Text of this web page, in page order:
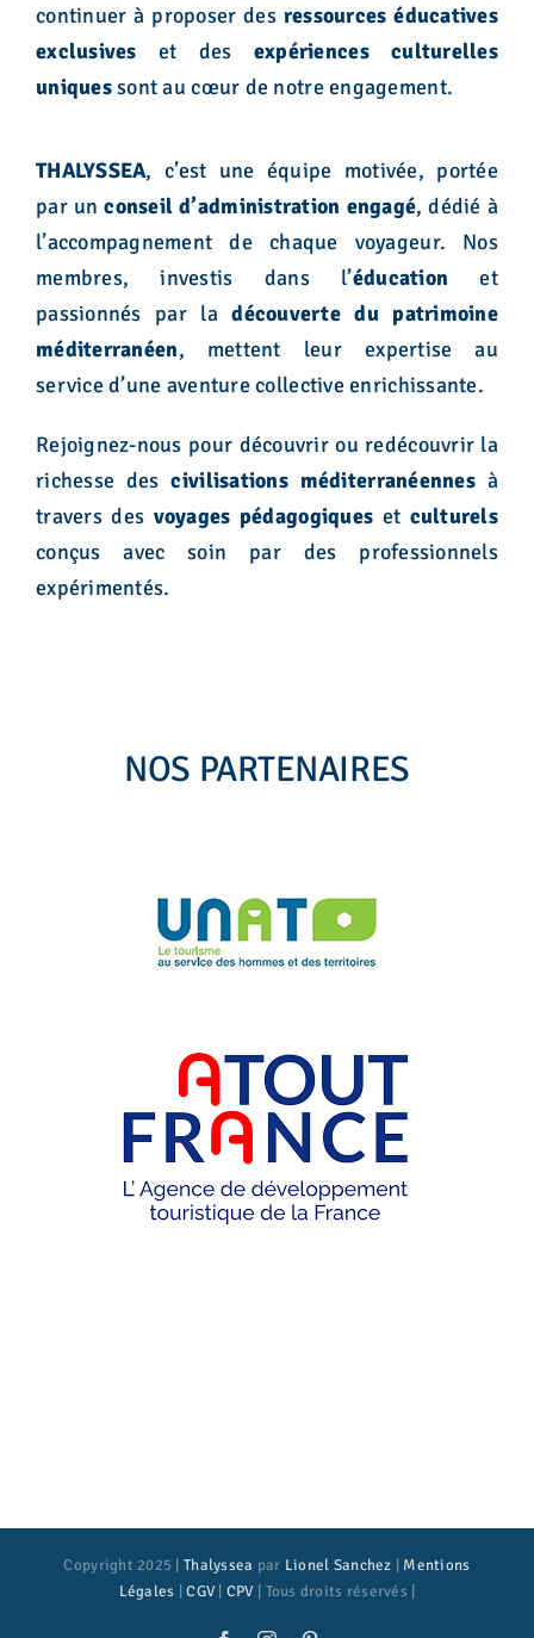
continuer à proposer des ressources éducatives
exclusives et des expériences culturelles
uniquessont au cœur de notre engagement.
THALYSSEA, c’est une équipe motivée, portée
par unconseil d’administration engagé, dédié à
l’accompagnement de chaque voyageur. Nos
membres, investis dans l’éducation et
passionnés par ladécouverte du patrimoine
méditerranéen, mettent leur expertise au
service d’une aventure collective enrichissante.
Rejoignez-nous pour découvrir ou redécouvrir la
richesse descivilisations méditerranéennes à
travers des voyages pédagogiques et culturels
conçus avec soin par des professionnels
expérimentés.
NOS PARTENAIRES
Copyright 2025 |Thalyssea par Lionel Sanchez
Mentions
Légales |CGV CPV| Tous droits réservés |